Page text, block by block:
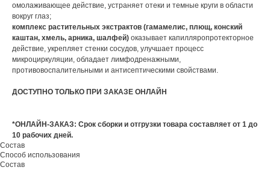
омолаживающее действие, устраняет отеки и темные круги в области
вокруг глаз;
комплекс растительных экстрактов (гамамелис, плющ, конский
каштан, хмель, арника, шалфей) оказывает капилляропротекторное
действие, укрепляет стенки сосудов, улучшает процесс
микроциркуляции, обладает лимфодренажными,
противовоспалительными и антисептическими свойствами.
ДОСТУПНО ТОЛЬКО ПРИ ЗАКАЗЕ ОНЛАЙН
*ОНЛАЙН-ЗАКАЗ: Срок сборки и отгрузки товара составляет от 1 до
10 рабочих дней.
Состав
Способ использования
Состав